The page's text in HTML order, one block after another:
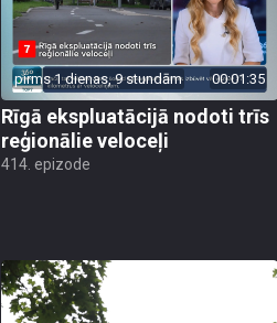
pirms 1 dienas, 9 stundām 00:01:35
Rīgā ekspluatācijā nodoti trīs
reģionālie veloceļi
414. epizode